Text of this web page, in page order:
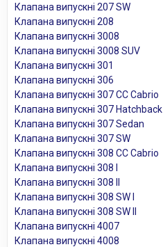
Клапана випускні 207 SW
Клапана випускні 208
Клапана випускні 3008
Клапана випускні 3008 SUV
Клапана випускні 301
Клапана випускні 306
Клапана випускні 307 CC Cabrio
Клапана випускні 307 Hatchback
Клапана випускні 307 Sedan
Клапана випускні 307 SW
Клапана випускні 308 CC Cabrio
Клапана випускні 308 I
Клапана випускні 308 II
Клапана випускні 308 SW I
Клапана випускні 308 SW II
Клапана випускні 4007
Клапана випускні 4008